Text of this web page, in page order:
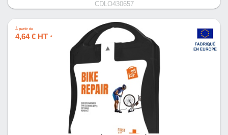
CDLO430657
À partir de
4,64 € HT *